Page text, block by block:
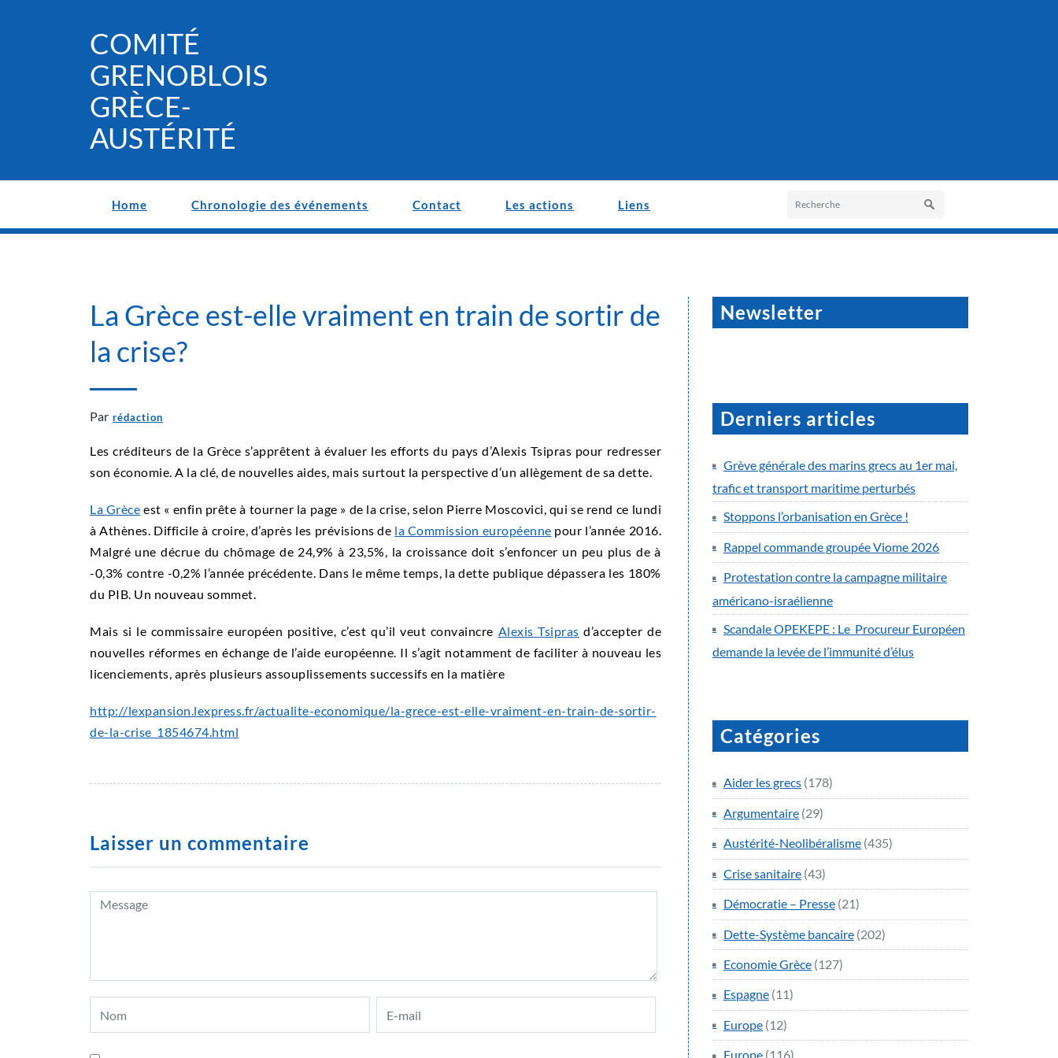
COMITÉ
GRENOBLOIS
GRÈCE-
AUSTÉRITÉ
Home Chronologie des événements Contact Les actions Liens
La Grèce est-elle vraiment en train de sortir de
la crise?
Par rédaction
Les créditeurs de la Grèce s’apprêtent à évaluer les efforts du pays d’Alexis Tsipras pour redresser
son économie. A la clé, de nouvelles aides, mais surtout la perspective d’un allègement de sa dette.
La Grèce est « enfin prête à tourner la page » de la crise, selon Pierre Moscovici, qui se rend ce lundi
à Athènes. Difficile à croire, d’après les prévisions de la Commission européenne pour l’année 2016.
Malgré une décrue du chômage de 24,9% à 23,5%, la croissance doit s’enfoncer un peu plus de à
-0,3% contre -0,2% l’année précédente. Dans le même temps, la dette publique dépassera les 180%
du PIB. Un nouveau sommet.
Mais si le commissaire européen positive, c’est qu’il veut convaincre Alexis Tsipras d’accepter de
nouvelles réformes en échange de l’aide européenne. Il s’agit notamment de faciliter à nouveau les
licenciements, après plusieurs assouplissements successifs en la matière
http://lexpansion.lexpress.fr/actualite-economique/la-grece-est-elle-vraiment-en-train-de-sortir-
de-la-crise_1854674.html
Laisser un commentaire
Newsletter
Derniers articles
Grève générale des marins grecs au 1er mai,
trafic et transport maritime perturbés
Stoppons l’orbanisation en Grèce !
Rappel commande groupée Viome 2026
Protestation contre la campagne militaire
américano-israélienne
Scandale OPEKEPE : Le Procureur Européen
demande la levée de l’immunité d’élus
Catégories
Aider les grecs (178)
Argumentaire (29)
Austérité-Neolibéralisme (435)
Crise sanitaire (43)
Démocratie – Presse (21)
Dette-Système bancaire (202)
Economie Grèce (127)
Espagne (11)
Europe (12)
Europe (116)